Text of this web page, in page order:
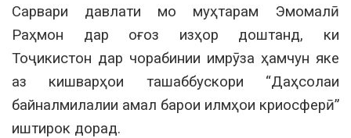
Сарвари давлати мо муҳтарам Эмомалӣ
Раҳмон дар оғоз изҳор доштанд, ки
Тоҷикистон дар чорабинии имрӯза ҳамчун яке
аз кишварҳои ташаббускори “Даҳсолаи
байналмилалии амал барои илмҳои криосферӣ”
иштирок дорад.